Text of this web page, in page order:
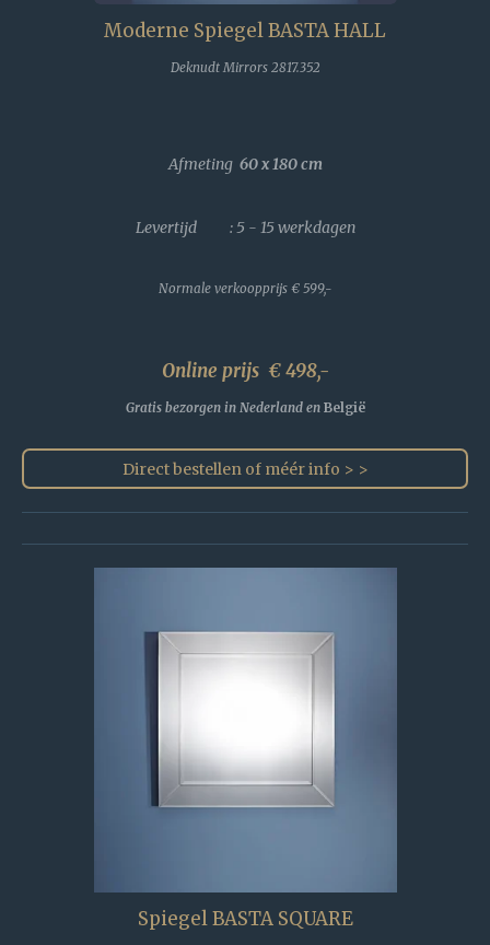
Moderne Spiegel BASTA HALL
Deknudt Mirrors 2817.352
Afmeting60 x 180cm
Levertijd : 5 - 15 werkdagen
Normale verkoopprijs € 599,-
Online prijs € 498,-
Gratis bezorgen in Nederland en België
Direct bestellen of méér info > >
Spiegel BASTA SQUARE